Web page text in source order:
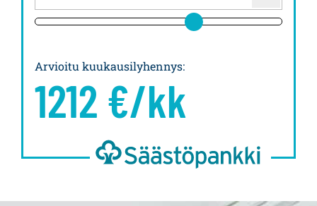
Arvioitu kuukausilyhennys:
1212 €/kk